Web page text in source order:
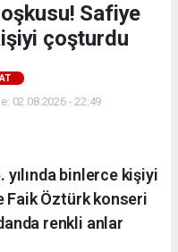
Safiye
çoşturdu
02.08.2026 - 22:49
binlerce kişiyi
Faik Öztürk konseri
renkli anlar